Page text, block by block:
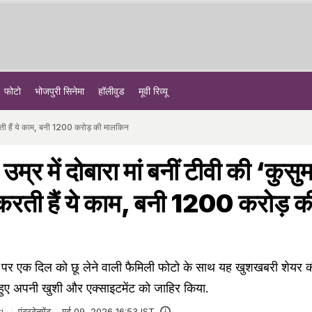
फोटो भोजपुरी सिनेमा हॉलीवुड मूवी रिव्यू
हैं ये काम, बनी 1200 करोड़ की मालकिन
में दोबारा मां बनीं टीवी की
हैं ये काम, बनी 1200 करोड़
एक दिल को छू लेने वाली फैमिली फोटो के साथ यह खुशखबरी शेयर
अपनी खुशी और एक्साइटमेंट को जाहिर किया.